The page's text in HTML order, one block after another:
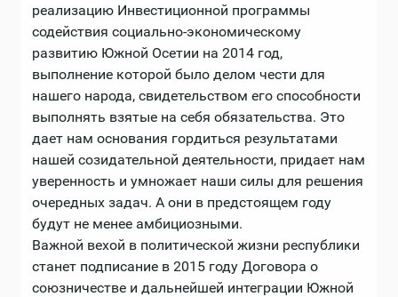
реализацию Инвестиционной программы
содействия социально-экономическому
развитию Южной Осетии на 2014 год,
выполнение которой было делом чести для
нашего народа, свидетельством его способности
выполнять взятые на себя обязательства. Это
дает нам основания гордиться результатами
нашей созидательной деятельности, придает нам
уверенность и умножает наши силы для решения
очередных задач. А они в предстоящем году
будут не менее амбициозными.
Важной вехой в политической жизни республики
станет подписание в 2015 году Договора о
союзничестве и дальнейшей интеграции Южной